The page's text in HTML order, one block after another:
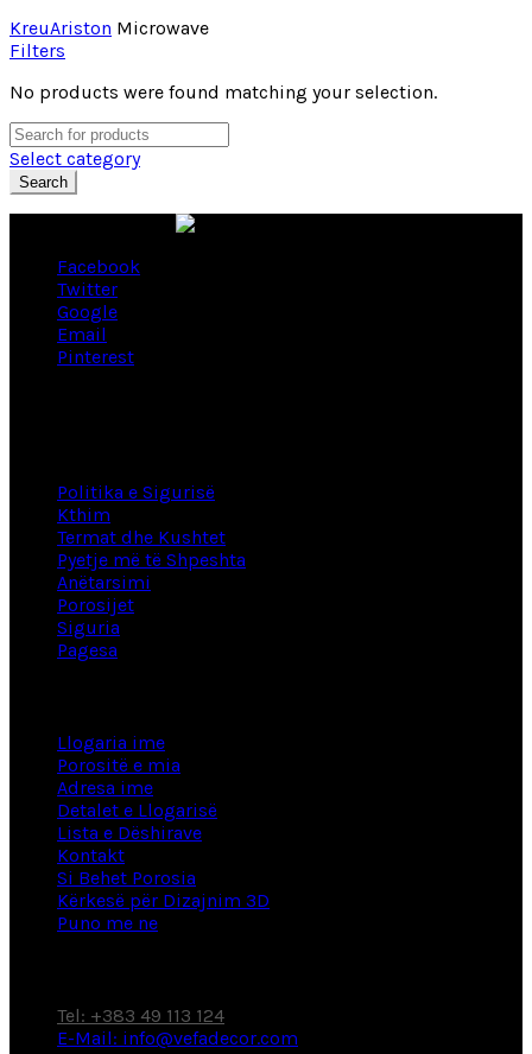
KreuAriston Microwave
Filters
No products were found matching your selection.
Select category
Search
Facebook
Twitter
Google
Email
Pinterest
Politika e Sigurisë
Kthim
Termat dhe Kushtet
Pyetje më të Shpeshta
Anëtarsimi
Porosijet
Siguria
Pagesa
Llogaria ime
Porositë e mia
Adresa ime
Detalet e Llogarisë
Lista e Dëshirave
Kontakt
Si Behet Porosia
Kërkesë për Dizajnim 3D
Puno me ne
Tel: +383 49 113 124
E-Mail: info@vefadecor.com